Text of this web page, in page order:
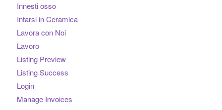
Innesti osso
Intarsi in Ceramica
Lavora con Noi
Lavoro
Listing Preview
Listing Success
Login
Manage Invoices